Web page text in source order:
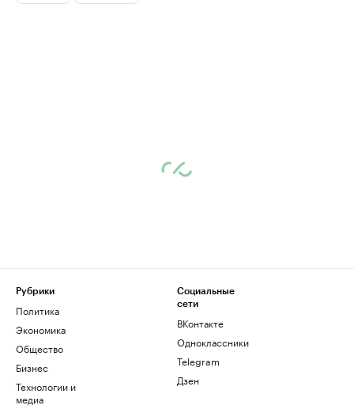
Рубрики
Политика
Экономика
Общество
Бизнес
Технологии и
медиа
Социальные
сети
ВКонтакте
Одноклассники
Telegram
Дзен